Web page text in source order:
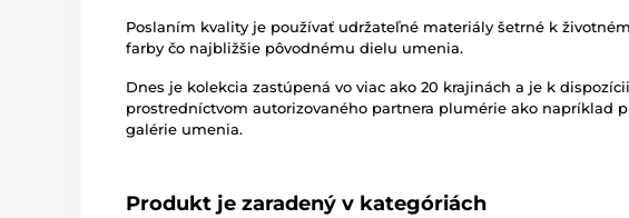
Poslaním kvality je používať udržateľné materiály šetrné k
farby čo najbližšie pôvodnému dielu umenia.
Dnes je kolekcia zastúpená vo viac ako 20 krajinách a je k
prostredníctvom autorizovaného partnera plumérie ako napríklad
galérie umenia.
Produkt je zaradený v kategóriách